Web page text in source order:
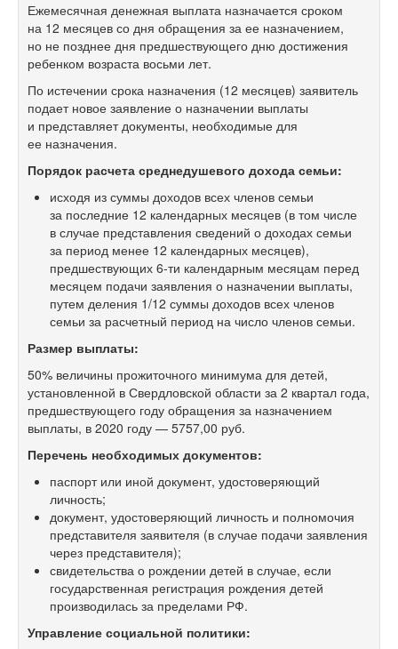
Ежемесячная денежная выплата назначается сроком
на 12 месяцев со дня обращения за ее назначением,
но не позднее дня предшествующего дню достижения
ребенком возраста восьми лет.
По истечении срока назначения (12 месяцев) заявитель
подает новое заявление о назначении выплаты
и представляет документы, необходимые для
ее назначения.
Порядок расчета среднедушевого дохода семьи:
исходя из суммы доходов всех членов семьи
за последние 12 календарных месяцев (в том числе
в случае представления сведений о доходах семьи
за период менее 12 календарных месяцев),
предшествующих 6-ти календарным месяцам перед
месяцем подачи заявления о назначении выплаты,
путем деления 1/12 суммы доходов всех членов
семьи за расчетный период на число членов семьи.
Размер выплаты:
50% величины прожиточного минимума для детей,
установленной в Свердловской области за 2 квартал года,
предшествующего году обращения за назначением
выплаты, в 2020 году — 5757,00 руб.
Перечень необходимых документов:
паспорт или иной документ, удостоверяющий
личность;
документ, удостоверяющий личность и полномочия
представителя заявителя (в случае подачи заявления
через представителя);
свидетельства о рождении детей в случае, если
государственная регистрация рождения детей
производилась за пределами РФ.
Управление социальной политики: